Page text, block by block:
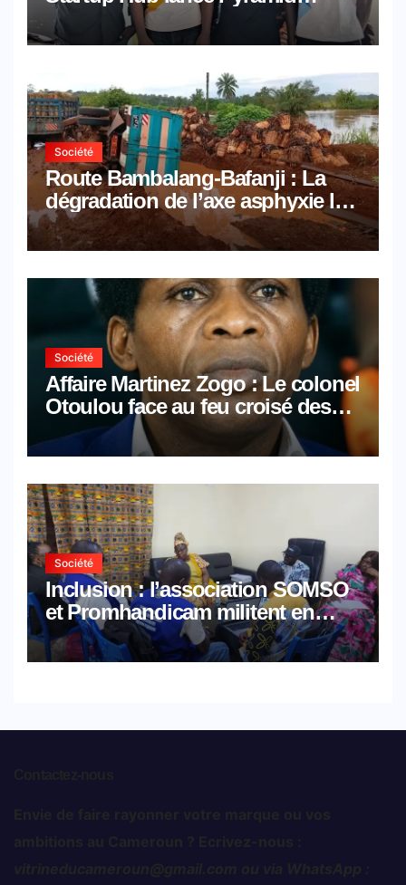
Browser et Pyramid Mail, deux
solutions numériques made in
Société
Route Bambalang-Bafanji : La
dégradation de l’axe asphyxie les
activités économiques
Société
Affaire Martinez Zogo : Le colonel
Otoulou face au feu croisé des
avocats de la défense
Société
Inclusion : l’association SOMSO
et Promhandicam militent en
faveur d’une réforme des
formations en hôtellerie-